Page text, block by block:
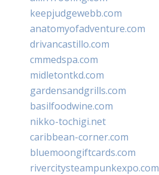
keepjudgewebb.com
anatomyofadventure.com
drivancastillo.com
cmmedspa.com
midletontkd.com
gardensandgrills.com
basilfoodwine.com
nikko-tochigi.net
caribbean-corner.com
bluemoongiftcards.com
rivercitysteampunkexpo.com